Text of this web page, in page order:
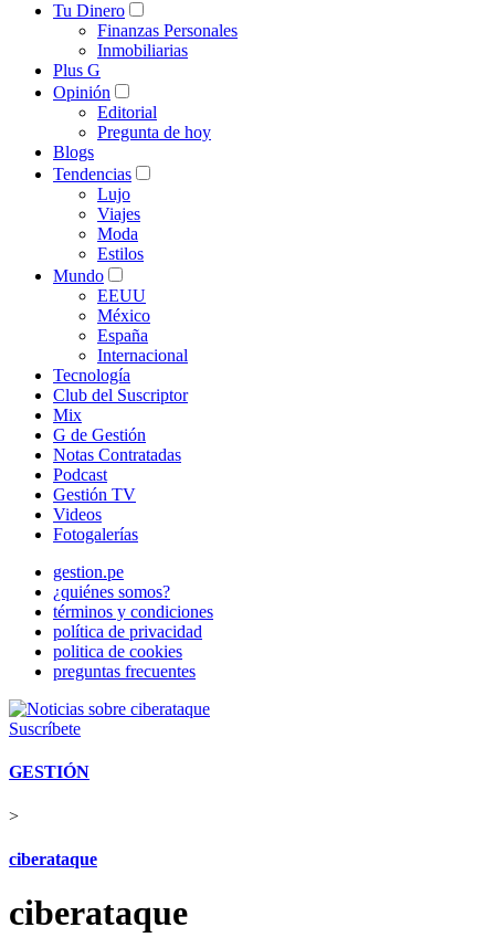
Tu Dinero
Finanzas Personales
Inmobiliarias
Plus G
Opinión
Editorial
Pregunta de hoy
Blogs
Tendencias
Lujo
Viajes
Moda
Estilos
Mundo
EEUU
México
España
Internacional
Tecnología
Club del Suscriptor
Mix
G de Gestión
Notas Contratadas
Podcast
Gestión TV
Videos
Fotogalerías
gestion.pe
¿quiénes somos?
términos y condiciones
política de privacidad
politica de cookies
preguntas frecuentes
Suscríbete
GESTIÓN
>
ciberataque
ciberataque